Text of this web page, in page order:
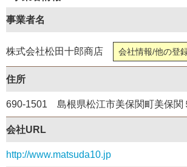
事業者名
株式会社松田十郎商店 会社情報/他の登
住所
690-1501 島根県松江市美保関町美保関
会社URL
http://www.matsuda10.jp